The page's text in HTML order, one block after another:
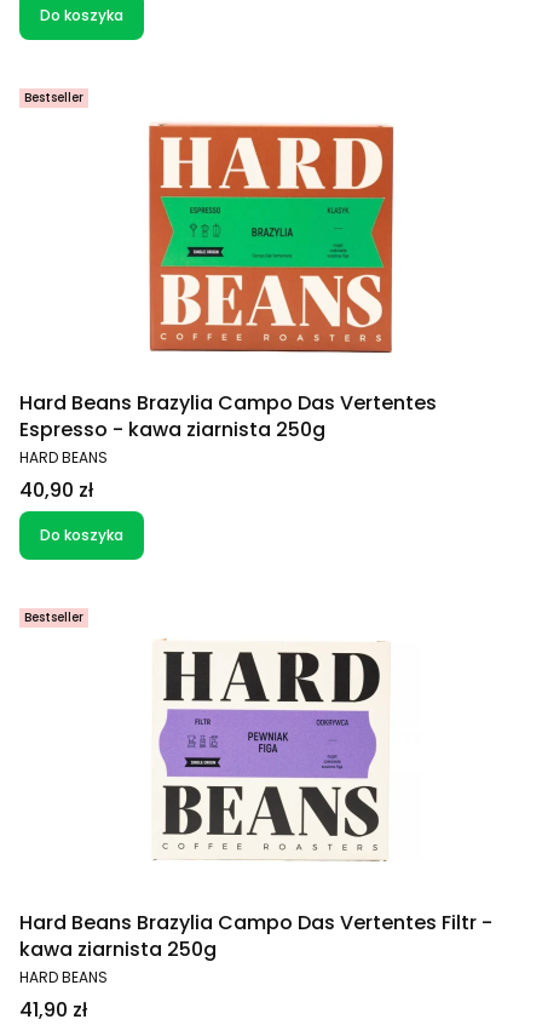
Do koszyka
Bestseller
Hard Beans Brazylia Campo Das Vertentes
Espresso - kawa ziarnista 250g
PRODUCENT
HARD BEANS
Cena
40,90 zł
Do koszyka
Bestseller
Hard Beans Brazylia Campo Das Vertentes Filtr -
kawa ziarnista 250g
PRODUCENT
HARD BEANS
Cena
41,90 zł